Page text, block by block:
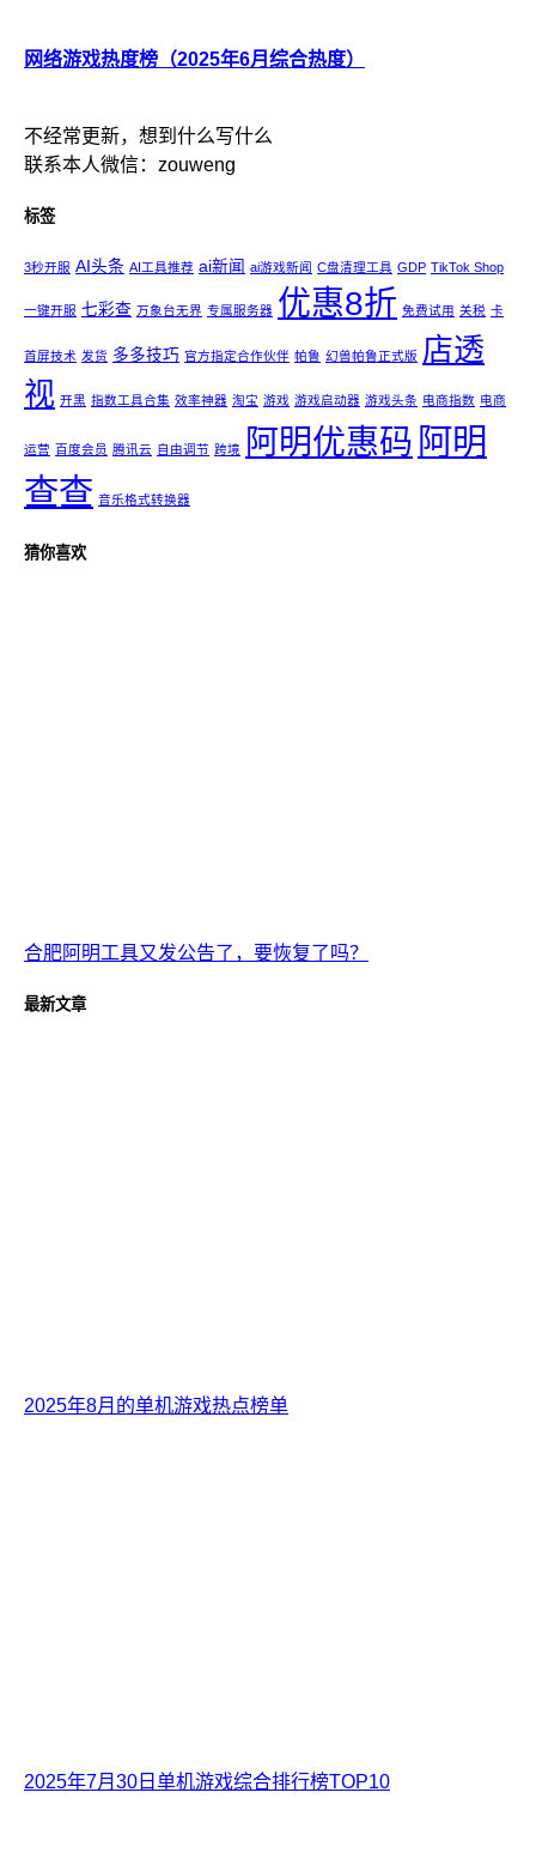
网络游戏热度榜（2025年6月综合热度）
不经常更新，想到什么写什么
联系本人微信：zouweng
标签
3秒开服 AI头条 AI工具推荐 ai新闻 ai游戏新闻 C盘清理工具 GDP TikTok Shop
一键开服 七彩查 万象台无界 专属服务器 优惠8折 免费试用 关税 卡
首屏技术 发货 多多技巧 官方指定合作伙伴 帕鲁 幻兽帕鲁正式版 店透
视 开黑 指数工具合集 效率神器 淘宝 游戏 游戏启动器 游戏头条 电商指数 电商
运营 百度会员 腾讯云 自由调节 跨境 阿明优惠码 阿明
查查 音乐格式转换器
猜你喜欢
合肥阿明工具又发公告了，要恢复了吗？
最新文章
2025年8月的单机游戏热点榜单
2025年7月30日单机游戏综合排行榜TOP10